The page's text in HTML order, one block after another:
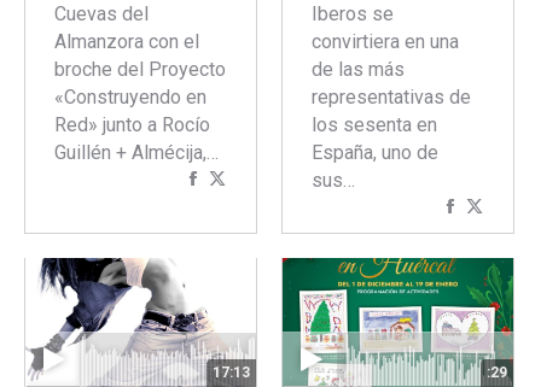
Cuevas del
Almanzora con el
broche del Proyecto
«Construyendo en
Red» junto a Rocío
Guillén + Almécija,…
Compartir
Facebook
Twitter
Iberos se
convirtiera en una
de las más
representativas de
los sesenta en
España, uno de
sus…
Compartir
concon
17:13 :29